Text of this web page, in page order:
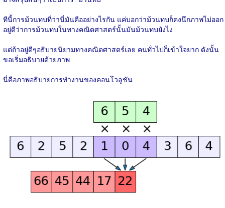
ทีนี้การม้วนทบที่ว่านี่มันคืออย่างไรกัน แค่บอกว่าม้วนทบก็คงนึกภาพไม่ออก
อยู่ดีว่าการม้วนทบในทางคณิตศาสตร์นั้นมันม้วนทบยังไง
แต่ถ้าอยู่ดีๆอธิบายนิยามทางคณิตศาสตร์เลย คนทั่วไปก็เข้าใจยาก ดังนั้น
ขอเริ่มอธิบายด้วยภาพ
นี่คือภาพอธิบายการทำงานของคอนโวลูชัน